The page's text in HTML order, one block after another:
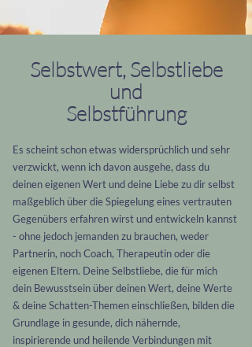
Selbstwert, Selbstliebe
und
Selbstführung
Es scheint schon etwas widersprüchlich und sehr
verzwickt, wenn ich davon ausgehe, dass du
deinen eigenen Wert und deine Liebe zu dir selbst
maßgeblich über die Spiegelung eines vertrauten
Gegenübers erfahren wirst und entwickeln kannst
- ohne jedoch jemanden zu brauchen, weder
Partnerin, noch Coach, Therapeutin oder die
eigenen Eltern. Deine Selbstliebe, die für mich
dein Bewusstsein über deinen Wert, deine Werte
& deine Schatten-Themen einschließen, bilden die
Grundlage in gesunde, dich nähernde,
inspirierende und heilende Verbindungen mit